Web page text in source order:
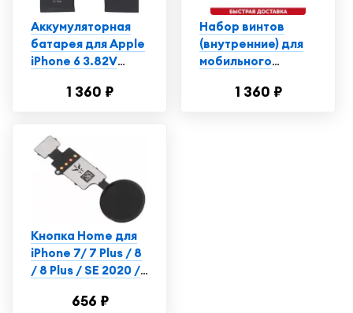
Аккумуляторная
батарея для Apple
iPhone 6 3.82V
1 360 ₽
Набор винтов
(внутренние) для
мобильного
(смартфона) Apple
1 360 ₽
Кнопка Home для
iPhone 7/ 7 Plus / 8
/ 8 Plus / SE 2020 /
сенсорная (без
656 ₽